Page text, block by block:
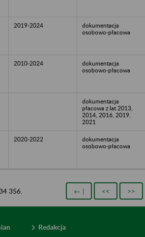
2019-2024
dokumentacja
osobowo-płacowa
2010-2024
dokumentacja
osobowo-płacowa
dokumentacja
płacowa z lat 2013,
2014, 2016, 2019,
2021
2020-2022
dokumentacja
osobowo-płacowa
356. ← | << >>
Redakcja